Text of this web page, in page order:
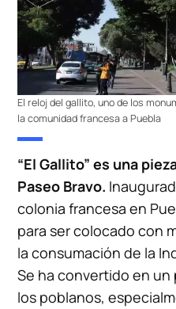
El reloj del gallito, uno de los
la comunidad francesa a Puebla
“El Gallito” es una
Paseo Bravo.
colonia francesa en
para ser colocado con
la consumación de la
Se ha convertido en
los poblanos,